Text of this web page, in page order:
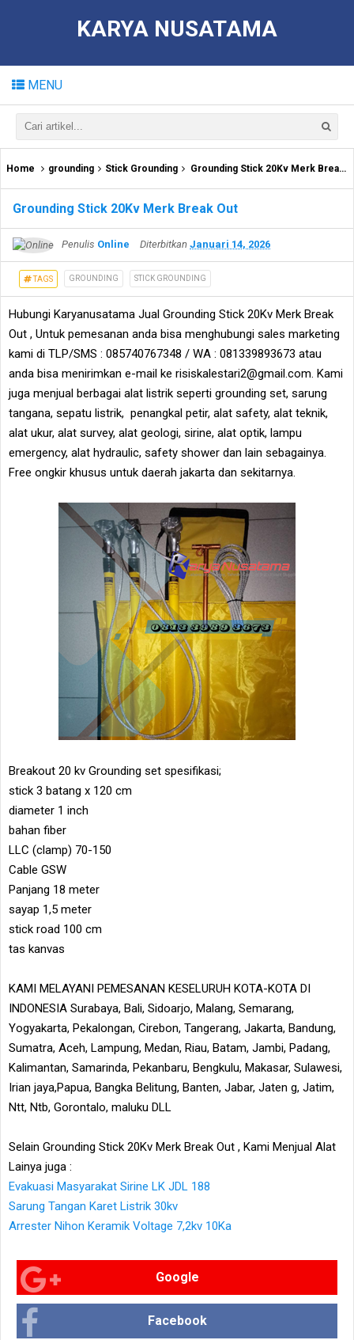
KARYA NUSATAMA
MENU
Home grounding Stick Grounding Grounding Stick 20Kv Merk Break Out
Grounding Stick 20Kv Merk Break Out
Penulis Online Diterbitkan Januari 14, 2026
TAGS GROUNDING STICK GROUNDING
Hubungi Karyanusatama Jual Grounding Stick 20Kv Merk Break
Out , Untuk pemesanan anda bisa menghubungi sales marketing
kami di TLP/SMS : 085740767348 / WA : 081339893673 atau
anda bisa menirimkan e-mail ke risiskalestari2@gmail.com. Kami
juga menjual berbagai alat listrik seperti grounding set, sarung
tangana, sepatu listrik, penangkal petir, alat safety, alat teknik,
alat ukur, alat survey, alat geologi, sirine, alat optik, lampu
emergency, alat hydraulic, safety shower dan lain sebagainya.
Free ongkir khusus untuk daerah jakarta dan sekitarnya.
Breakout 20 kv Grounding set spesifikasi;
stick 3 batang x 120 cm
diameter 1 inch
bahan fiber
LLC (clamp) 70-150
Cable GSW
Panjang 18 meter
sayap 1,5 meter
stick road 100 cm
tas kanvas
KAMI MELAYANI PEMESANAN KESELURUH KOTA-KOTA DI
INDONESIA Surabaya, Bali, Sidoarjo, Malang, Semarang,
Yogyakarta, Pekalongan, Cirebon, Tangerang, Jakarta, Bandung,
Sumatra, Aceh, Lampung, Medan, Riau, Batam, Jambi, Padang,
Kalimantan, Samarinda, Pekanbaru, Bengkulu, Makasar, Sulawesi,
Irian jaya,Papua, Bangka Belitung, Banten, Jabar, Jaten g, Jatim,
Ntt, Ntb, Gorontalo, maluku DLL
Selain Grounding Stick 20Kv Merk Break Out , Kami Menjual Alat
Lainya juga :
Evakuasi Masyarakat Sirine LK JDL 188
Sarung Tangan Karet Listrik 30kv
Arrester Nihon Keramik Voltage 7,2kv 10Ka
Google
Facebook